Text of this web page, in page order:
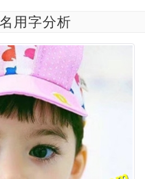
用字分析